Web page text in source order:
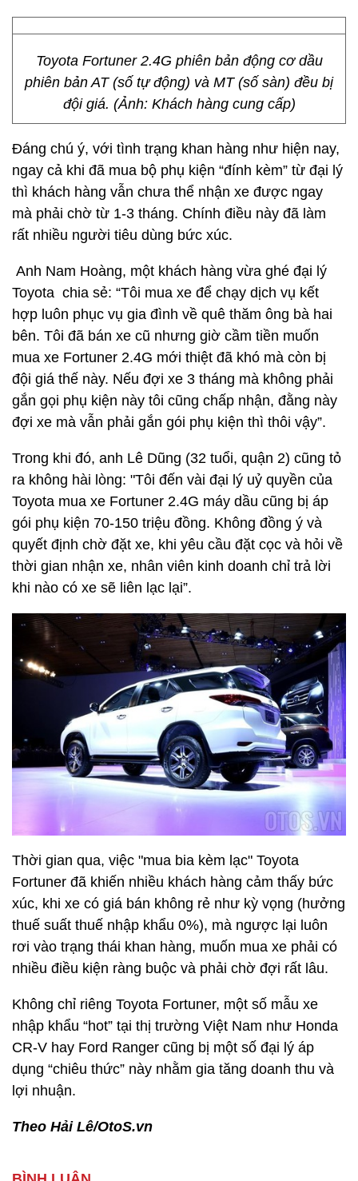
Toyota Fortuner 2.4G phiên bản động cơ dầu
phiên bản AT (số tự động) và MT (số sàn) đều bị
đội giá. (Ảnh: Khách hàng cung cấp)
Đáng chú ý, với tình trạng khan hàng như hiện nay,
ngay cả khi đã mua bộ phụ kiện “đính kèm” từ đại lý
thì khách hàng vẫn chưa thể nhận xe được ngay
mà phải chờ từ 1-3 tháng. Chính điều này đã làm
rất nhiều người tiêu dùng bức xúc.
Anh Nam Hoàng, một khách hàng vừa ghé đại lý
Toyota chia sẻ: “Tôi mua xe để chạy dịch vụ kết
hợp luôn phục vụ gia đình về quê thăm ông bà hai
bên. Tôi đã bán xe cũ nhưng giờ cầm tiền muốn
mua xe Fortuner 2.4G mới thiệt đã khó mà còn bị
đội giá thế này. Nếu đợi xe 3 tháng mà không phải
gắn gọi phụ kiện này tôi cũng chấp nhận, đằng này
đợi xe mà vẫn phải gắn gói phụ kiện thì thôi vậy”.
Trong khi đó, anh Lê Dũng (32 tuổi, quận 2) cũng tỏ
ra không hài lòng: "Tôi đến vài đại lý uỷ quyền của
Toyota mua xe Fortuner 2.4G máy dầu cũng bị áp
gói phụ kiện 70-150 triệu đồng. Không đồng ý và
quyết định chờ đặt xe, khi yêu cầu đặt cọc và hỏi về
thời gian nhận xe, nhân viên kinh doanh chỉ trả lời
khi nào có xe sẽ liên lạc lại”.
Thời gian qua, việc "mua bia kèm lạc" Toyota
Fortuner đã khiến nhiều khách hàng cảm thấy bức
xúc, khi xe có giá bán không rẻ như kỳ vọng (hưởng
thuế suất thuế nhập khẩu 0%), mà ngược lại luôn
rơi vào trạng thái khan hàng, muốn mua xe phải có
nhiều điều kiện ràng buộc và phải chờ đợi rất lâu.
Không chỉ riêng Toyota Fortuner, một số mẫu xe
nhập khẩu “hot” tại thị trường Việt Nam như Honda
CR-V hay Ford Ranger cũng bị một số đại lý áp
dụng “chiêu thức” này nhằm gia tăng doanh thu và
lợi nhuận.
Theo Hải Lê/OtoS.vn